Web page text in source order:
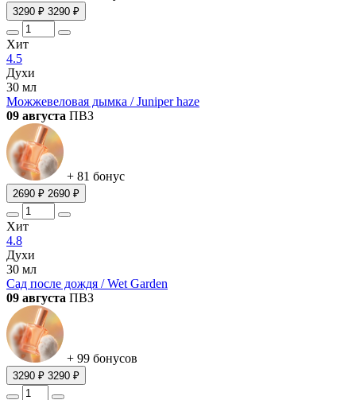
3290 ₽ 3290 ₽
Хит
4.5
Духи
30 мл
Можжевеловая дымка / Juniper haze
09 августа ПВЗ
+ 81 бонус
2690 ₽ 2690 ₽
Хит
4.8
Духи
30 мл
Сад после дождя / Wet Garden
09 августа ПВЗ
+ 99 бонусов
3290 ₽ 3290 ₽